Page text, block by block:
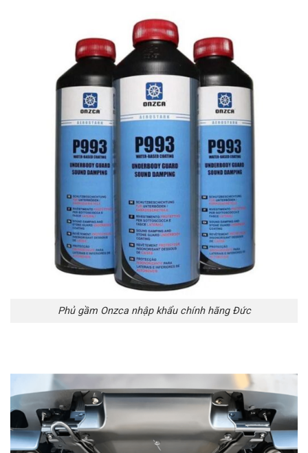
Phủ gầm Onzca nhập khẩu chính hãng Đức